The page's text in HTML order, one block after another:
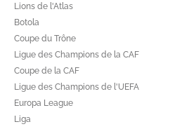
Lions de l'Atlas
Botola
Coupe du Trône
Ligue des Champions de la CAF
Coupe de la CAF
Ligue des Champions de l'UEFA
Europa League
Liga